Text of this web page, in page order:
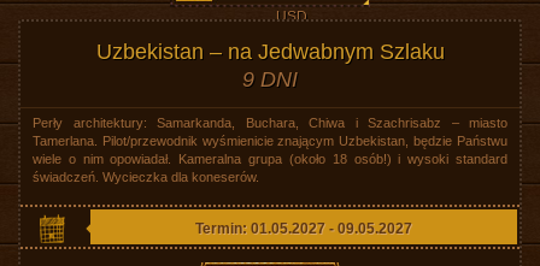
USD
Uzbekistan – na Jedwabnym Szlaku
9 DNI
Perły architektury: Samarkanda, Buchara, Chiwa i Szachrisabz – miasto
Tamerlana. Pilot/przewodnik wyśmienicie znającym Uzbekistan, będzie Państwu
wiele o nim opowiadał. Kameralna grupa (około 18 osób!) i wysoki standard
świadczeń. Wycieczka dla koneserów.
Termin: 01.05.2027 - 09.05.2027